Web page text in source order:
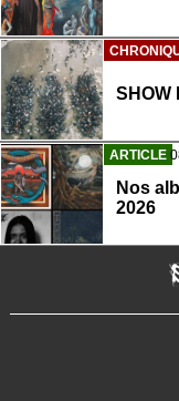
SHOW
ARTICLE
Nos
2026